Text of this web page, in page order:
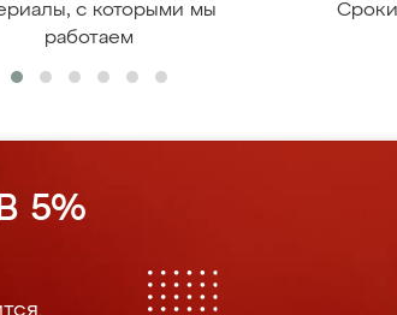
с которыми мы
работаем
5%